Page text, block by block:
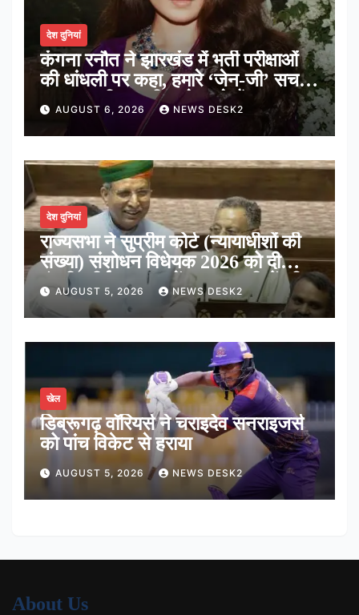
देश दुनियां
कंगना रनौत ने झारखंड में भर्ती परीक्षाओं
की धांधली पर कहा, हमारे ‘जेन-जी’ सच में
हर तरह की तकलीफ झेल रहे हैं
AUGUST 6, 2026 NEWS DESK2
देश दुनियां
राज्यसभा ने सुप्रीम कोर्ट (न्यायाधीशों की
संख्या) संशोधन विधेयक 2026 को दी
मंजूरी, शीर्ष अदालत में अब न्यायधीशों की
संख्या होगी 38
AUGUST 5, 2026 NEWS DESK2
खेल
डिब्रूगढ़ वॉरियर्स ने चराइदेव सनराइजर्स
को पांच विकेट से हराया
AUGUST 5, 2026 NEWS DESK2
About Us